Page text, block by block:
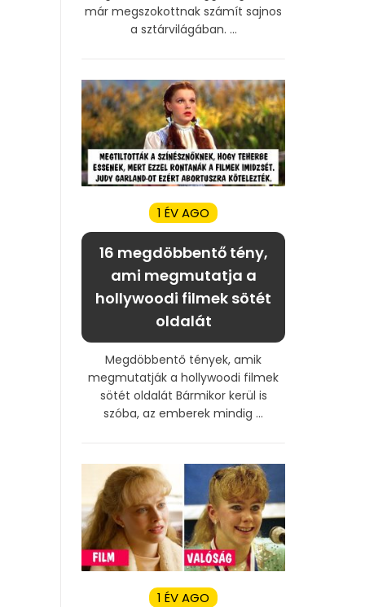
már megszokottnak számít sajnos
a sztárvilágában. ...
1 ÉV AGO
16 megdöbbentő tény,
ami megmutatja a
hollywoodi filmek sötét
oldalát
Megdöbbentő tények, amik
megmutatják a hollywoodi filmek
sötét oldalát Bármikor kerül is
szóba, az emberek mindig ...
1 ÉV AGO